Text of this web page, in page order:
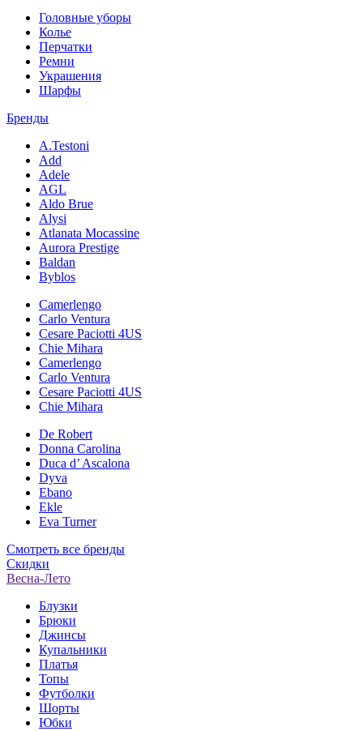
Головные уборы
Колье
Перчатки
Ремни
Украшения
Шарфы
Бренды
A.Testoni
Add
Adele
AGL
Aldo Brue
Alysi
Atlanata Mocassine
Aurora Prestige
Baldan
Byblos
Camerlengo
Carlo Ventura
Cesare Paciotti 4US
Chie Mihara
Camerlengo
Carlo Ventura
Cesare Paciotti 4US
Chie Mihara
De Robert
Donna Carolina
Duca d’ Ascalona
Dyva
Ebano
Ekle
Eva Turner
Смотреть все бренды
Скидки
Весна-Лето
Блузки
Брюки
Джинсы
Купальники
Платья
Топы
Футболки
Шорты
Юбки